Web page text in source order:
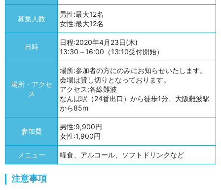
募集人数
男性:最大12名
女性:最大12名
日時
日程:2020年4月23日(木)
13:30～16:00（13:10受付開始）
場所・アクセ
ス
場所:参加者の方にのみにお知らせいたします。
会場は貸し切りとなっております。
アクセス:各線難波
なんば駅（24番出口）から徒歩1分、大阪難波駅
から85m
参加費
男性:9,900円
女性:1,900円
メニュー 軽食、アルコール、ソフトドリンクなど
注意事項